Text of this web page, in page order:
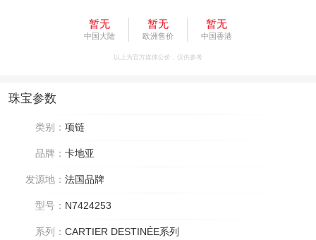
暂无
中国大陆
暂无
欧洲售价
暂无
中国香港
以上为官方媒体公价，仅供参考
珠宝参数
类别： 项链
品牌： 卡地亚
发源地： 法国品牌
型号： N7424253
系列： CARTIER DESTINÉE系列